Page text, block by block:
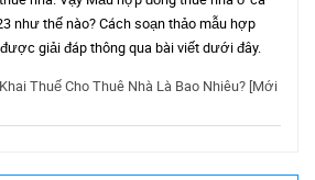
như thế nào? Cách soạn thảo mẫu hợp
giải đáp thông qua bài viết dưới đây.
Thuế Cho Thuê Nhà Là Bao Nhiêu? [Mới